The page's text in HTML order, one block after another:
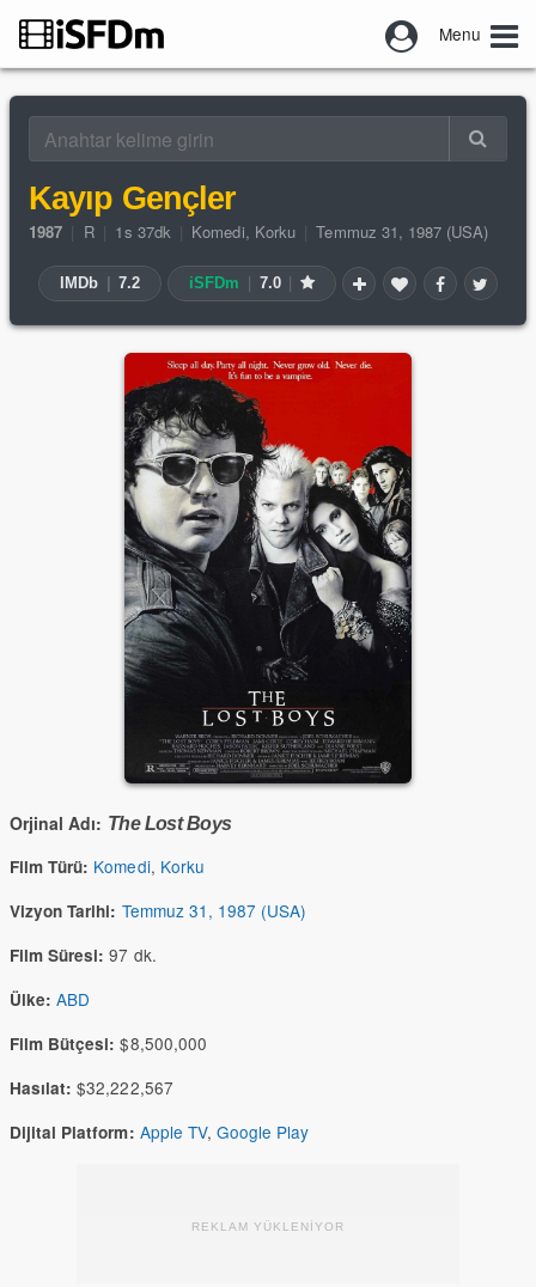
Menu
Kayıp Gençler
1987 R 1s 37dk Komedi, Korku Temmuz 31, 1987 (USA)
IMDb 7.2 iSFDm 7.0
Orjinal Adı: The Lost Boys
Film Türü: Komedi, Korku
Vizyon Tarihi: Temmuz 31, 1987 (USA)
Film Süresi: 97 dk.
Ülke: ABD
Film Bütçesi: $8,500,000
Hasılat: $32,222,567
Dijital Platform: Apple TV, Google Play
REKLAM YÜKLENİYOR